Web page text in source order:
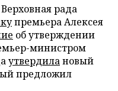
рада
премьера Алексея
об утверждении
министром
утвердилановый
предложил